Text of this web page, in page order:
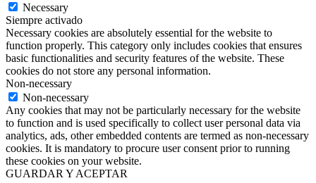
Necessary
Siempre activado
Necessary cookies are absolutely essential for the website to
function properly. This category only includes cookies that ensures
basic functionalities and security features of the website. These
cookies do not store any personal information.
Non-necessary
Non-necessary
Any cookies that may not be particularly necessary for the website
to function and is used specifically to collect user personal data via
analytics, ads, other embedded contents are termed as non-necessary
cookies. It is mandatory to procure user consent prior to running
these cookies on your website.
GUARDAR Y ACEPTAR